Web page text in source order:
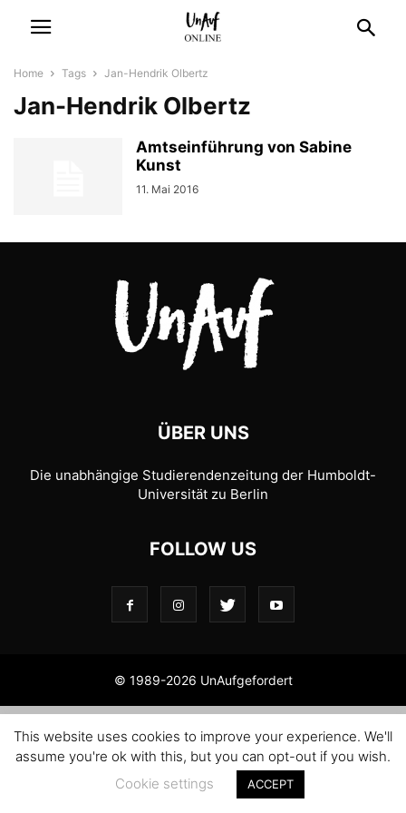
Home Tags Jan-Hendrik Olbertz
Jan-Hendrik Olbertz
Amtseinführung von Sabine
Kunst
11. Mai 2016
ÜBER UNS
Die unabhängige Studierendenzeitung der Humboldt-
Universität zu Berlin
FOLLOW US
© 1989-2026 UnAufgefordert
This website uses cookies to improve your experience. We'll
assume you're ok with this, but you can opt-out if you wish.
Cookie settings
ACCEPT